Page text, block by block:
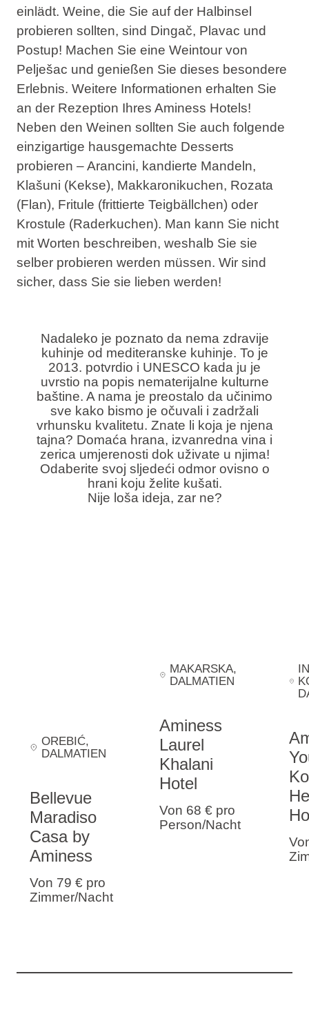
einlädt. Weine, die Sie auf der Halbinsel
probieren sollten, sind Dingač, Plavac und
Postup! Machen Sie eine Weintour von
Pelješac und genießen Sie dieses besondere
Erlebnis. Weitere Informationen erhalten Sie
an der Rezeption Ihres Aminess Hotels!
Neben den Weinen sollten Sie auch folgende
einzigartige hausgemachte Desserts
probieren – Arancini, kandierte Mandeln,
Klašuni (Kekse), Makkaronikuchen, Rozata
(Flan), Fritule (frittierte Teigbällchen) oder
Krostule (Raderkuchen). Man kann Sie nicht
mit Worten beschreiben, weshalb Sie sie
selber probieren werden müssen. Wir sind
sicher, dass Sie sie lieben werden!
Nadaleko je poznato da nema zdravije
kuhinje od mediteranske kuhinje. To je
2013. potvrdio i UNESCO kada ju je
uvrstio na popis nematerijalne kulturne
baštine. A nama je preostalo da učinimo
sve kako bismo je očuvali i zadržali
vrhunsku kvalitetu. Znate li koja je njena
tajna? Domaća hrana, izvanredna vina i
zerica umjerenosti dok uživate u njima!
Odaberite svoj sljedeći odmor ovisno o
hrani koju želite kušati.
Nije loša ideja, zar ne?
OREBIĆ,
DALMATIEN
Bellevue
Maradiso
Casa by
Aminess
Von 79 € pro
Zimmer/Nacht
MAKARSKA,
DALMATIEN
Aminess
Laurel
Khalani
Hotel
Von 68 € pro
Person/Nacht